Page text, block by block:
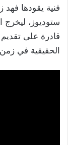
فنية يقودها فهد
ستوديوز، ليخرج
قادرة على
الحقيقية في